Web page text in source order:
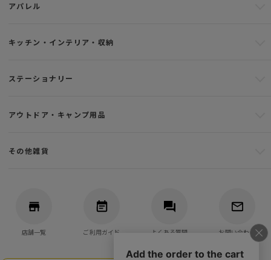
アパレル
キッチン・インテリア・収納
ステーショナリー
アウトドア・キャンプ用品
その他雑貨
店舗一覧 ご利用ガイド よくある質問 お問い合わせ